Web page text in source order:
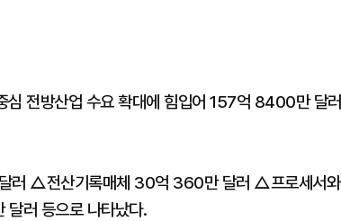
심 전방산업 수요 확대에 힘입어 157억 8400만 달러
러 △전산기록매체 30억 360만 달러 △프로세서와
러 등으로 나타났다.